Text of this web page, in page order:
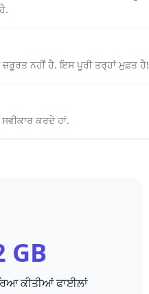
ਜ਼ਰੂਰਤ ਨਹੀਂ ਹੈ. ਇਸ ਪੂਰੀ ਤਰ੍ਹਾਂ ਮੁਫ਼ਤ ਹੈ!
ਕਰਦੇ ਹਾਂ.
GB
ਕੀਤੀਆਂ ਫਾਈਲਾਂ